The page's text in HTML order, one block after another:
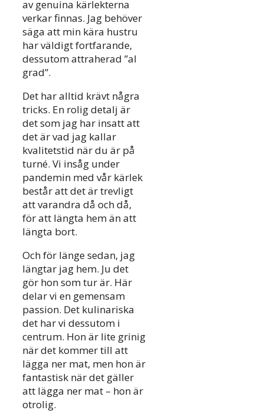
av genuina kärlekterna
verkar finnas. Jag behöver
säga att min kära hustru
har väldigt fortfarande,
dessutom attraherad ”al
grad”.
Det har alltid krävt några
tricks. En rolig detalj är
det som jag har insatt att
det är vad jag kallar
kvalitetstid när du är på
turné. Vi insåg under
pandemin med vår kärlek
består att det är trevligt
att varandra då och då,
för att längta hem än att
längta bort.
Och för länge sedan, jag
längtar jag hem. Ju det
gör hon som tur är. Här
delar vi en gemensam
passion. Det kulinariska
det har vi dessutom i
centrum. Hon är lite grinig
när det kommer till att
lägga ner mat, men hon är
fantastisk när det gäller
att lägga ner mat – hon är
otrolig.